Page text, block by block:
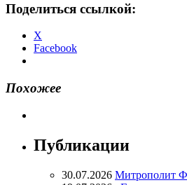
Поделиться ссылкой:
X
Facebook
Похожее
Публикации
30.07.2026 Митрополит